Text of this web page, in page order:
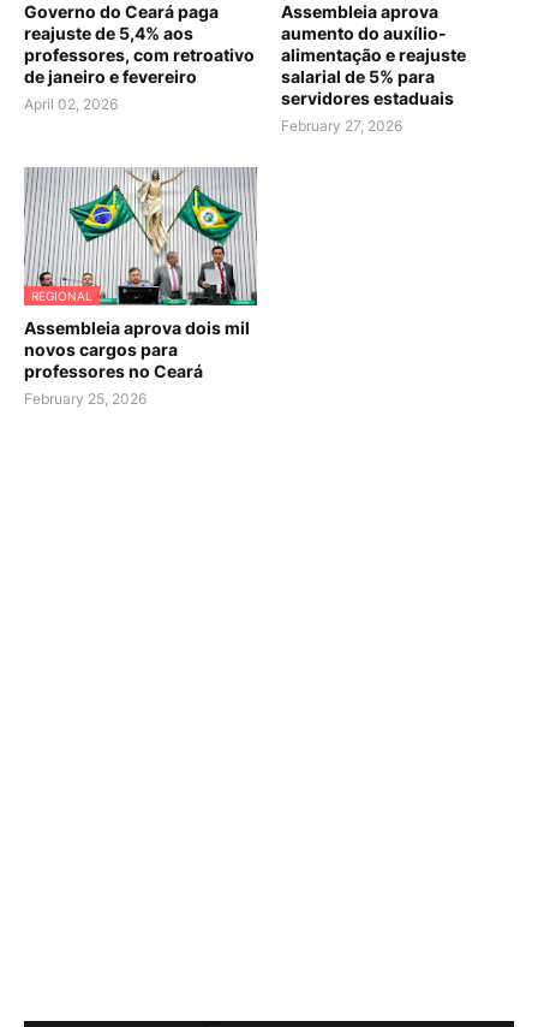
Governo do Ceará paga
reajuste de 5,4% aos
professores, com retroativo
de janeiro e fevereiro
April 02, 2026
Assembleia aprova
aumento do auxílio-
alimentação e reajuste
salarial de 5% para
servidores estaduais
February 27, 2026
REGIONAL
Assembleia aprova dois mil
novos cargos para
professores no Ceará
February 25, 2026